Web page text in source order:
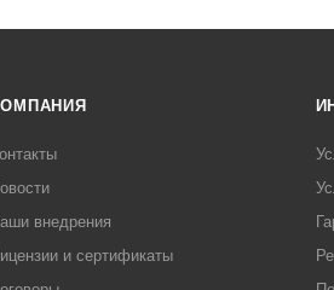
внедрения
и сертификаты